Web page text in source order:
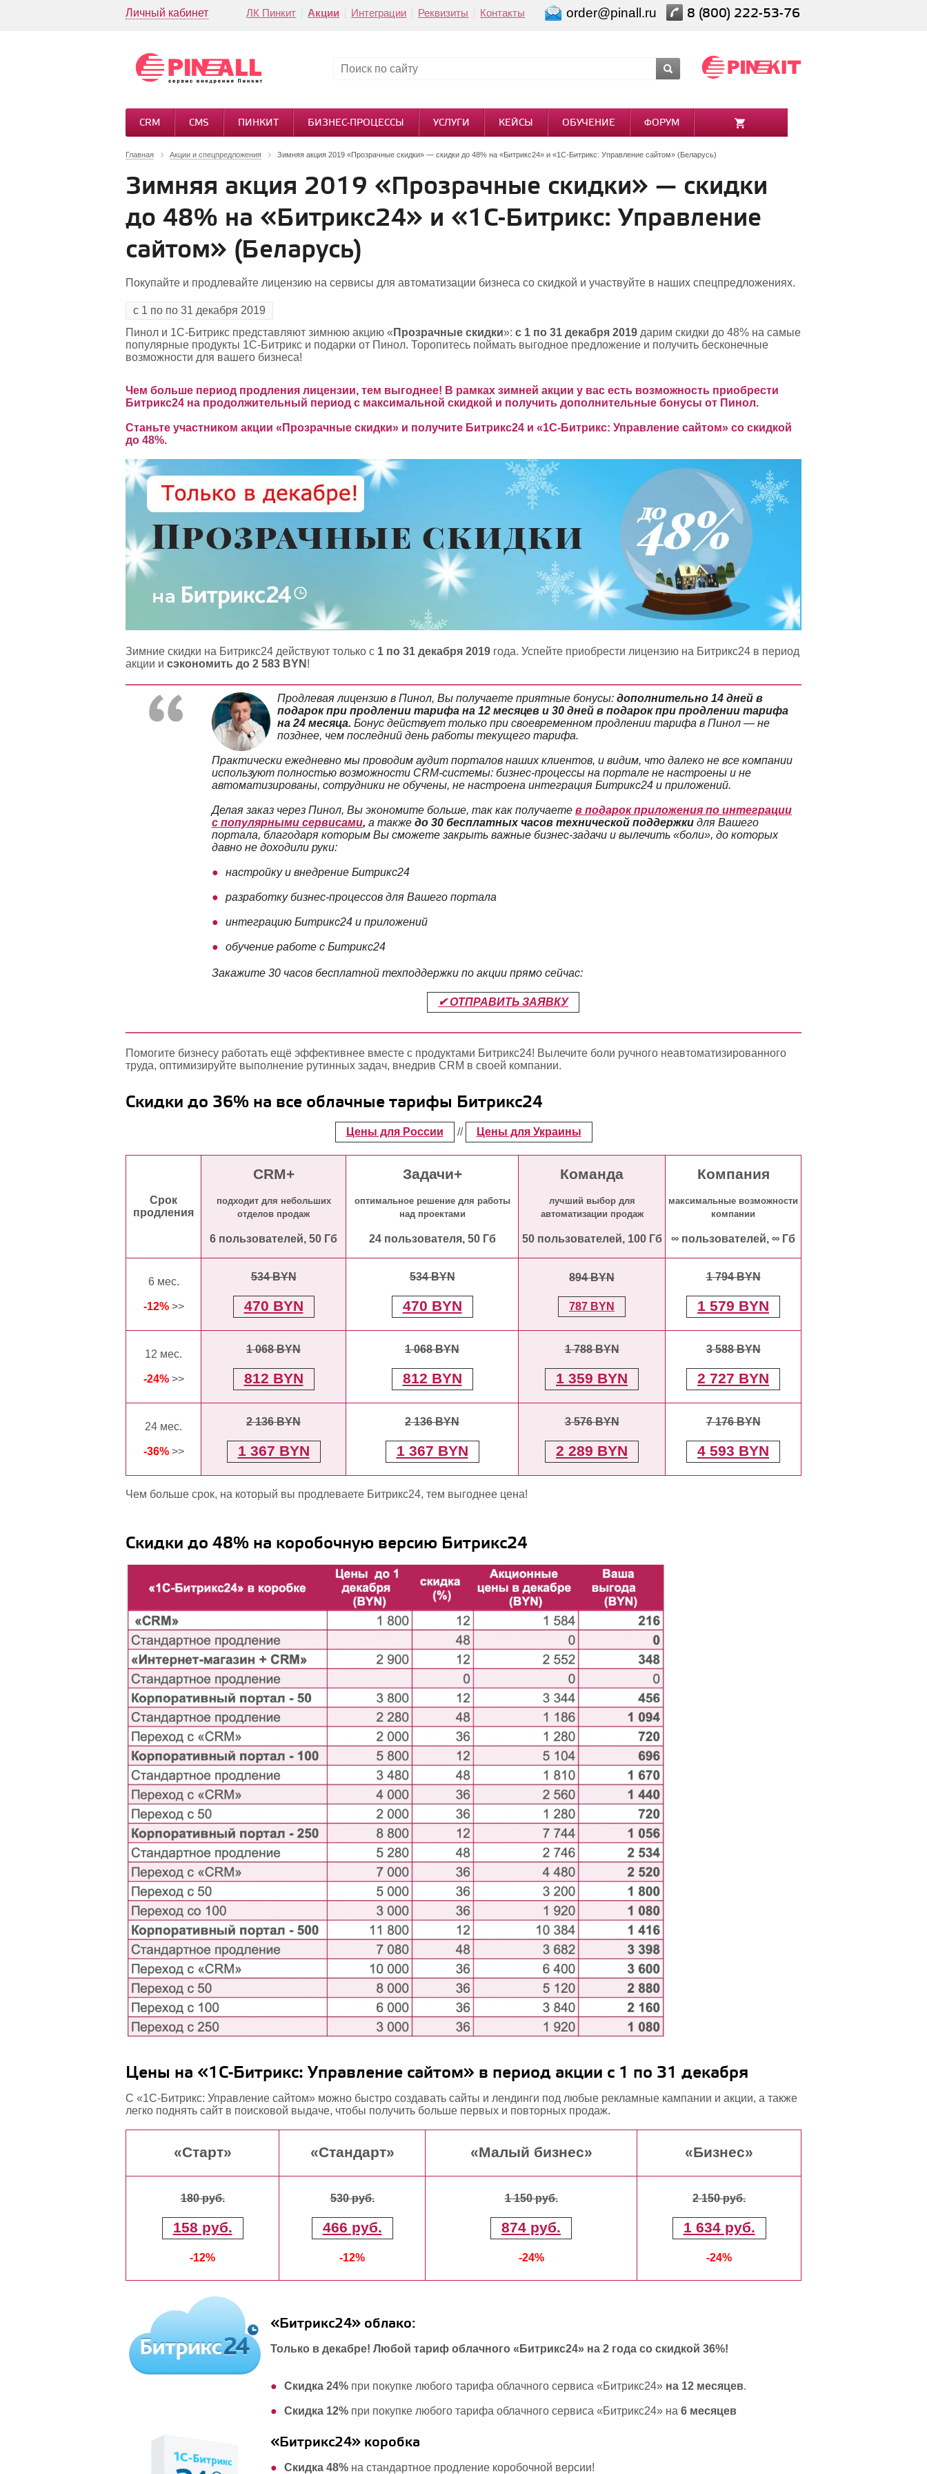
Личный кабинет ЛК Пинкит Акции Интеграции Реквизиты Контакты order@pinall.ru 8 (800) 222-53-76
CRM CMS ПИНКИТ БИЗНЕС-ПРОЦЕССЫ УСЛУГИ КЕЙСЫ ОБУЧЕНИЕ ФОРУМ
Главная Акции и спецпредложения Зимняя акция 2019 «Прозрачные скидки» — скидки до 48% на «Битрикс24» и «1С-Битрикс: Управление сайтом» (Беларусь)
Зимняя акция 2019 «Прозрачные скидки» — скидки
до 48% на «Битрикс24» и «1С-Битрикс: Управление
сайтом» (Беларусь)
Покупайте и продлевайте лицензию на сервисы для автоматизации бизнеса со скидкой и участвуйте в наших спецпредложениях.
с 1 по по 31 декабря 2019
Пинол и 1С-Битрикс представляют зимнюю акцию « Прозрачные скидки»: с 1 по 31 декабря 2019 дарим скидки до 48% на самые
популярные продукты 1С-Битрикс и подарки от Пинол. Торопитесь поймать выгодное предложение и получить бесконечные
возможности для вашего бизнеса!
Чем больше период продления лицензии, тем выгоднее! В рамках зимней акции у вас есть возможность приобрести
Битрикс24 на продолжительный период с максимальной скидкой и получить дополнительные бонусы от Пинол.
Станьте участником акции «Прозрачные скидки» и получите Битрикс24 и «1С-Битрикс: Управление сайтом» со скидкой
до 48%.
Зимние скидки на Битрикс24 действуют только с 1 по 31 декабря 2019 года. Успейте приобрести лицензию на Битрикс24 в период
акции и сэкономить до 2 583 BYN !
Продлевая лицензию в Пинол, Вы получаете приятные бонусы: дополнительно 14 дней в
подарок при продлении тарифа на 12 месяцев и 30 дней в подарок при продлении тарифа
на 24 месяца. Бонус действует только при своевременном продлении тарифа в Пинол — не
позднее, чем последний день работы текущего тарифа.
Практически ежедневно мы проводим аудит порталов наших клиентов, и видим, что далеко не все компании
используют полностью возможности CRM-системы: бизнес-процессы на портале не настроены и не
автоматизированы, сотрудники не обучены, не настроена интеграция Битрикс24 и приложений.
Делая заказ через Пинол, Вы экономите больше, так как получаете в подарок приложения по интеграции
с популярными сервисами, а также до 30 бесплатных часов технической поддержки для Вашего
портала, благодаря которым Вы сможете закрыть важные бизнес-задачи и вылечить «боли», до которых
давно не доходили руки:
настройку и внедрение Битрикс24
разработку бизнес-процессов для Вашего портала
интеграцию Битрикс24 и приложений
обучение работе с Битрикс24
Закажите 30 часов бесплатной техподдержки по акции прямо сейчас:
✔ ОТПРАВИТЬ ЗАЯВКУ
Помогите бизнесу работать ещё эффективнее вместе с продуктами Битрикс24! Вылечите боли ручного неавтоматизированного
труда, оптимизируйте выполнение рутинных задач, внедрив CRM в своей компании.
Скидки до 36% на все облачные тарифы Битрикс24
Цены для России // Цены для Украины
Срок
продления
CRM+
подходит для небольших
отделов продаж
6 пользователей, 50 Гб
Задачи+
оптимальное решение для работы
над проектами
24 пользователя, 50 Гб
Команда
лучший выбор для
автоматизации продаж
50 пользователей, 100 Гб
Компания
максимальные возможности
компании
∞ пользователей, ∞ Гб
6 мес.
-12%>>
534 BYN
470 BYN
534 BYN
470 BYN
894 BYN
787 BYN
1 794 BYN
1 579 BYN
12 мес.
-24%>>
1 068 BYN
812 BYN
1 068 BYN
812 BYN
1 788 BYN
1 359 BYN
3 588 BYN
2 727 BYN
24 мес.
-36%>>
2 136 BYN
1 367 BYN
2 136 BYN
1 367 BYN
3 576 BYN
2 289 BYN
7 176 BYN
4 593 BYN
Чем больше срок, на который вы продлеваете Битрикс24, тем выгоднее цена!
Скидки до 48% на коробочную версию Битрикс24
Цены на «1С-Битрикс: Управление сайтом» в период акции с 1 по 31 декабря
С «1С-Битрикс: Управление сайтом» можно быстро создавать сайты и лендинги под любые рекламные кампании и акции, а также
легко поднять сайт в поисковой выдаче, чтобы получить больше первых и повторных продаж.
«Старт» «Стандарт» «Малый бизнес» «Бизнес»
180 руб.
158 руб.
-12%
530 руб.
466 руб.
-12%
1 150 руб.
874 руб.
-24%
2 150 руб.
1 634 руб.
-24%
«Битрикс24» облако:
Только в декабре! Любой тариф облачного «Битрикс24» на 2 года со скидкой 36%!
Скидка 24% при покупке любого тарифа облачного сервиса «Битрикс24» на 12 месяцев.
Скидка 12% при покупке любого тарифа облачного сервиса «Битрикс24» на 6 месяцев
«Битрикс24» коробка
Скидка 48% на стандартное продление коробочной версии!